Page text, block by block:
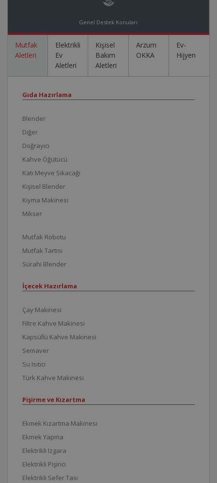
Genel Destek Konuları
Mutfak
Aletleri
Elektrikli
Ev
Aletleri
Kişisel
Bakım
Aletleri
Arzum
OKKA
Ev-
Hijyen
Gıda Hazırlama
Blender
Diğer
Doğrayıcı
Kahve Öğütücü
Katı Meyve Sıkacağı
Kişisel Blender
Kıyma Makinesi
Mikser
Mutfak Robotu
Mutfak Tartısı
Sürahi Blender
İçecek Hazırlama
Çay Makinesi
Filtre Kahve Makinesi
Kapsüllü Kahve Makinesi
Semaver
Su Isıtıcı
Türk Kahve Makinesi
Pişirme ve Kızartma
Ekmek Kızartma Makinesi
Ekmek Yapma
Elektrikli Izgara
Elektrikli Pişirici
Elektrikli Sefer Tası